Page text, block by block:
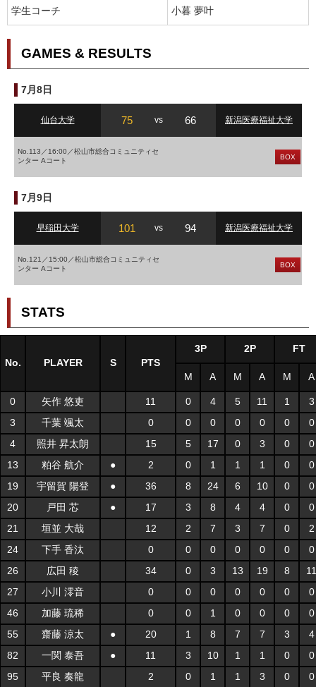
学生コーチ 小暮 夢叶
GAMES & RESULTS
7月8日
仙台大学 75 vs 66 新潟医療福祉大学
No.113／16:00／松山市総合コミュニティセ
ンター Aコート
BOX
7月9日
早稲田大学 101 vs 94 新潟医療福祉大学
No.121／15:00／松山市総合コミュニティセ
ンター Aコート
BOX
STATS
No. PLAYER S PTS
3P 2P FT
M A M A M A
0 矢作 悠吏 11 0 4 5 11 1
3
3
千葉 颯太 0 0 0 0 0 0
0
4
照井 昇太朗 15 5 17 0 3 0
0
13
粕谷 航介 ● 2 0 1 1 1 0
0
19
宇留賀 陽登 ● 36 8 24 6 10 0
0
20
戸田 芯 ● 17 3 8 4 4 0
0
21
垣並 大哉 12 2 7 3 7 0
2
24
下手 香汰 0 0 0 0 0 0
0
26
広田 稜 34 0 3 13 19 8
11
27
小川 澪音 0 0 0 0 0 0
0
46
加藤 琉稀 0 0 1 0 0 0
0
55
齋藤 涼太 ● 20 1 8 7 7 3
4
82
一関 泰吾 ● 11 3 10 1 1 0
0
95
平良 奏龍 2 0 1 1 3 0 0